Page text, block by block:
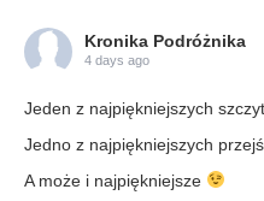
Kronika Podróżnika
4 days ago
Jeden z najpiękniejszych
Jedno z najpiękniejszych
A może i najpiękniejsze